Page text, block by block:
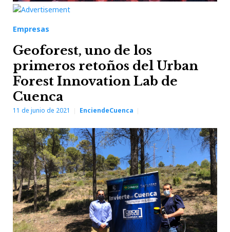
Empresas
Geoforest, uno de los
primeros retoños del Urban
Forest Innovation Lab de
Cuenca
11 de junio de 2021 EnciendeCuenca